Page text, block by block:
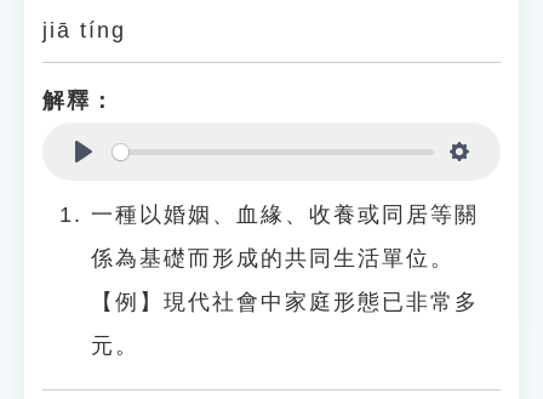
貓頭鷹博士
jiā tíng
解釋：
一種以婚姻、血緣、收養或同居等關
係為基礎而形成的共同生活單位。
【例】現代社會中家庭形態已非常多
元。